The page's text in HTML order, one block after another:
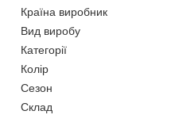
Країна виробник
Вид виробу
Категорії
Колір
Сезон
Склад